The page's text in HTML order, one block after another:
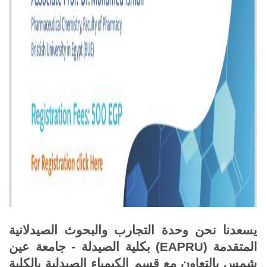
يسعدنا نحن وحدة التجارب والبحوث الصيدلانية
المتقدمة (EAPRU) بكلية الصيدلة - جامعة عين
شمس بالتعاون مع قسم الكيمياء الصيدلية بالكلية